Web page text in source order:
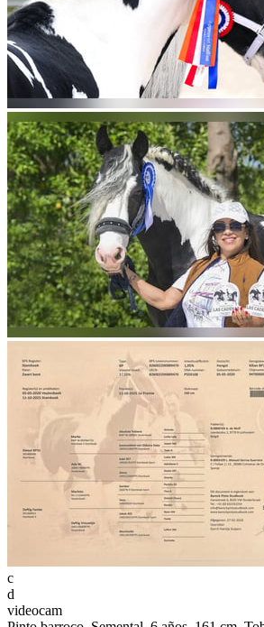
c
d
videocam